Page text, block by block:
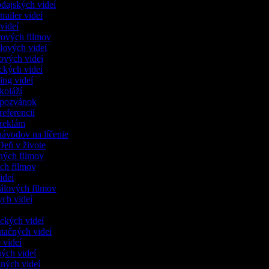
videí
trailer videí
videí
filmov
videí
videí
videí
videí
na líčenie
v živote
filmov
filmov
filmov
videí
videí
videí
videí
videí
videí